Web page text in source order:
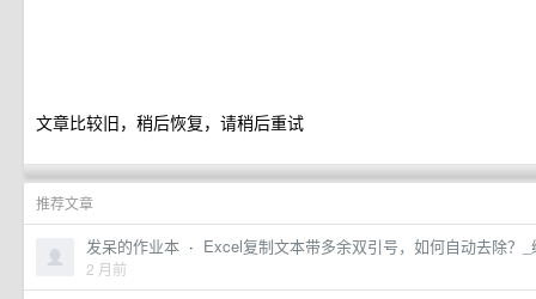
文章比较旧，稍后恢复，请稍后重试
推荐文章
发呆的作业本 · Excel复制文本带多余双引号，如何自动去除？
2 月前